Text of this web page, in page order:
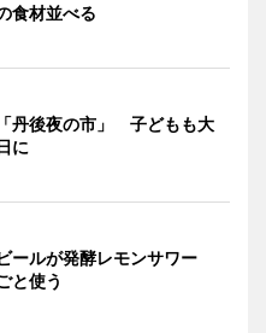
食材並べる
丹後夜の市」 子どもも大
に
ールが発酵レモンサワー
と使う